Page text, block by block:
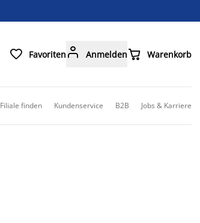
 Favoriten  Anmelden Warenkorb
Filiale finden Kundenservice B2B Jobs & Karriere